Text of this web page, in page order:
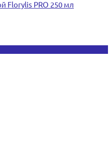
Florylis PRO 250 мл